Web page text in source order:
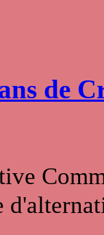
de